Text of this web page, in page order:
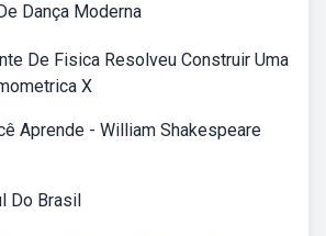
Dança Moderna
De Fisica Resolveu Construir Uma
X
Aprende - William Shakespeare
Do Brasil